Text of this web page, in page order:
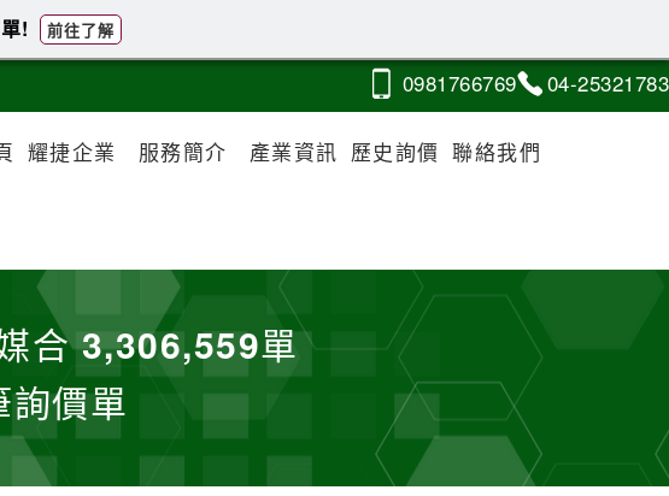
0981766769 04-25321783
耀捷企業 服務簡介 產業資訊 歷史詢價 聯絡我們
合3,306,559單
詢價單
! 前往了解